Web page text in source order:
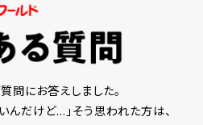
問にお答えしました。
んだけど...」そう思われた方は、